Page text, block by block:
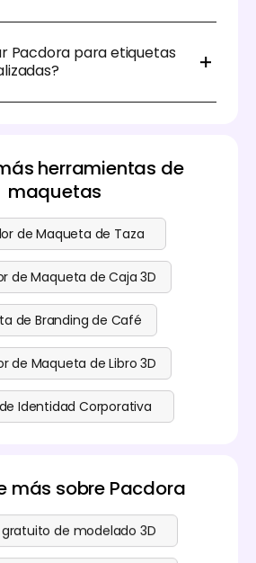
etiquetas de miel
explora los
recomendados para dar vida
Pacdora para etiquetas
precios para más detalles.
herramientas de
maquetas
de Maqueta de Taza
de Maqueta de Caja 3D
de Branding de Café
de Maqueta de Libro 3D
Identidad Corporativa
más sobre Pacdora
de modelado 3D